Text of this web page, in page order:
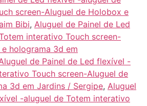
screen-Aluguel de Holobox e
Bibi, Aluguel de Painel de Led
interativo Touch screen-
holograma 3d em
de Painel de Led flexível -
Touch screen-Aluguel de
3d em Jardins / Sergipe, Aluguel
-aluguel de Totem interativo